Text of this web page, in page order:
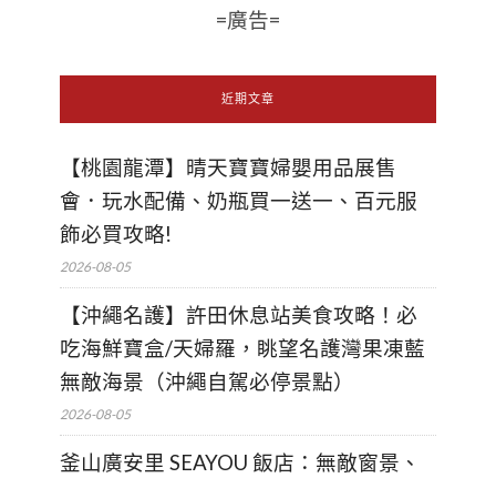
=廣告=
近期文章
【桃園龍潭】晴天寶寶婦嬰用品展售
會．玩水配備、奶瓶買一送一、百元服
飾必買攻略!
2026-08-05
【沖繩名護】許田休息站美食攻略！必
吃海鮮寶盒/天婦羅，眺望名護灣果凍藍
無敵海景（沖繩自駕必停景點）
2026-08-05
釜山廣安里 SEAYOU 飯店：無敵窗景、